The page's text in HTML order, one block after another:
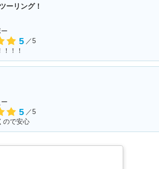
ーリング！
5 ／5
！！
5 ／5
ので安心